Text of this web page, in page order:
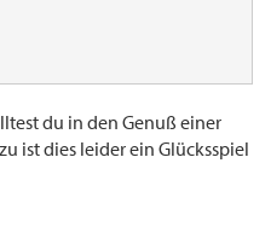
du in den Genuß einer
ist dies leider ein Glücksspiel